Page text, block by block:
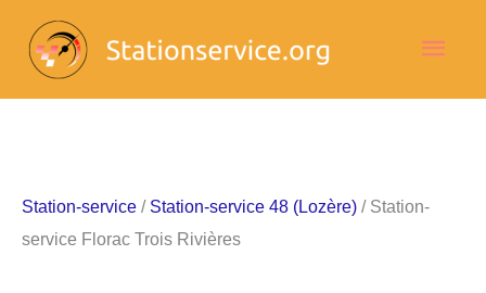
contenu
Station-service / Station-service 48 (Lozère) / Station-
service Florac Trois Rivières